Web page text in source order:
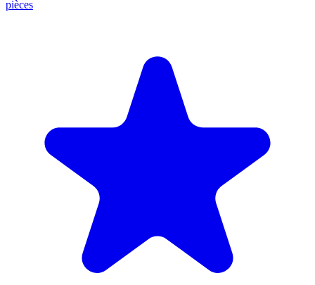
pièces